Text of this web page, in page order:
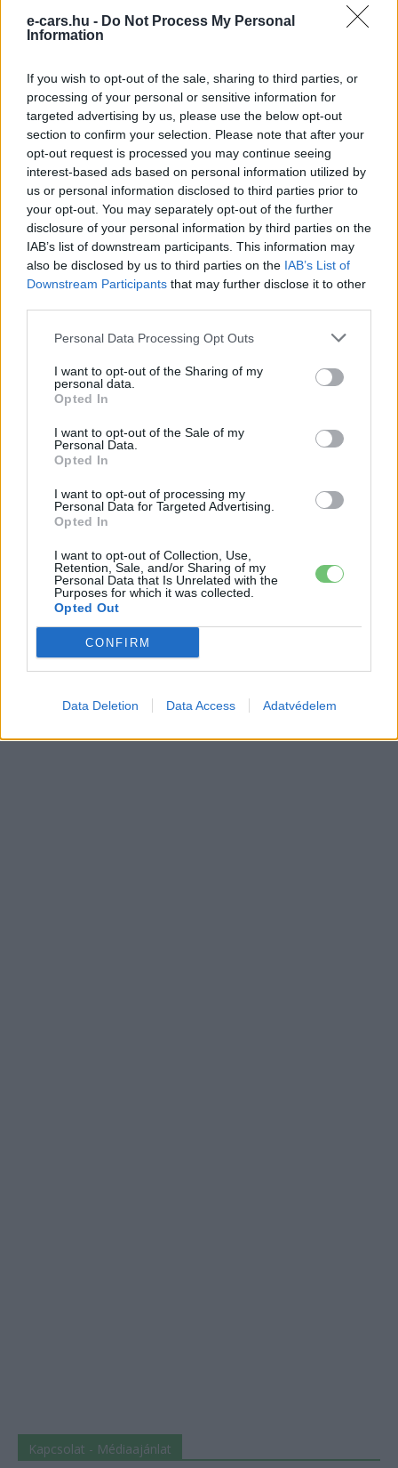
e-cars.hu - Do Not Process My Personal
Information
If you wish to opt-out of the sale, sharing to third parties, or
processing of your personal or sensitive information for
targeted advertising by us, please use the below opt-out
section to confirm your selection. Please note that after your
opt-out request is processed you may continue seeing
interest-based ads based on personal information utilized by
us or personal information disclosed to third parties prior to
your opt-out. You may separately opt-out of the further
disclosure of your personal information by third parties on the
IAB’s list of downstream participants. This information may
also be disclosed by us to third parties on the IAB’s List of
Downstream Participants that may further disclose it to other
Personal Data Processing Opt Outs
I want to opt-out of the Sharing of my
personal data.
Opted In
I want to opt-out of the Sale of my
Personal Data.
Opted In
I want to opt-out of processing my
Personal Data for Targeted Advertising.
Opted In
I want to opt-out of Collection, Use,
Retention, Sale, and/or Sharing of my
Personal Data that Is Unrelated with the
Purposes for which it was collected.
Opted Out
CONFIRM
Data Deletion Data Access Adatvédelem
e-cars.hu
Elektromosan közlekedsz, vagy a váltáson töprengsz?
foglalkoztatnak a legújabb fejlesztések az elektromosság és a
fenntarthatóság területén? Akkor jó helyen jársz!
KAPCSOLÓDÓ CIKKEK TÖBB A SZERZŐTŐL
Elektromos
autó
Kína szigorú határt szabott: legfeljebb
5% lehet a hiba az elektromos autók
akkumulátor-kijelzőjén
A Leapmotor átlépte a 100 ezres
álomhatárt, és lekörözte a Changant
Elektromos
szabadidő-autója Európában
Kapcsolat - Médiaajánlat